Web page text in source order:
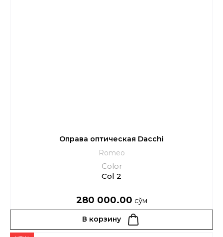
Оправа оптическая Dacchi
Romeo
Color
Col 2
280 000.00 сўм
В корзину